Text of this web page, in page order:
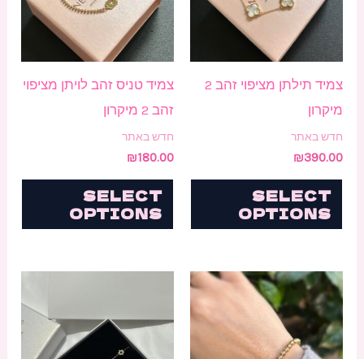
צמיד תילתן מציפוי זהב 2
מיקרון
חדש באתר
₪390.00
SELECT
OPTIONS
צמיד טניס זהב לויתן מציפוי
זהב 2 מיקרון
חדש באתר
₪180.00
SELECT
OPTIONS
למוצר
זה
יש